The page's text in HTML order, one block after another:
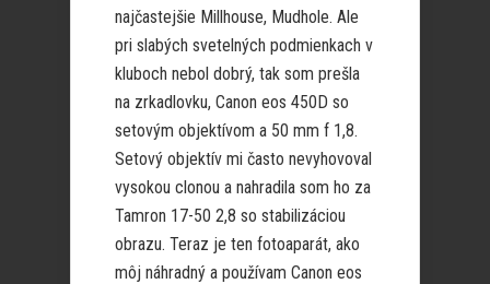
najčastejšie Millhouse, Mudhole. Ale
pri slabých svetelných podmienkach v
kluboch nebol dobrý, tak som prešla
na zrkadlovku, Canon eos 450D so
setovým objektívom a 50 mm f 1,8.
Setový objektív mi často nevyhovoval
vysokou clonou a nahradila som ho za
Tamron 17-50 2,8 so stabilizáciou
obrazu. Teraz je ten fotoaparát, ako
môj náhradný a používam Canon eos